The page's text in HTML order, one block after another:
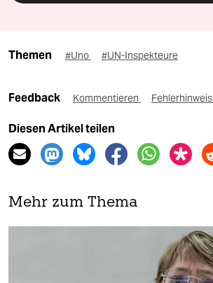
Themen #Uno #UN-Inspekteure
Feedback Kommentieren Fehlerhinweis
Diesen Artikel teilen
Mehr zum Thema